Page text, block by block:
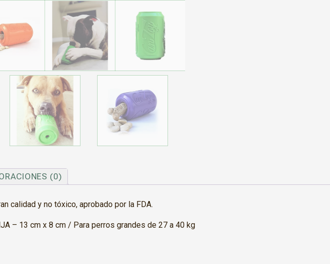
(0)
calidad y no tóxico, aprobado por la FDA.
– 13 cm x 8 cm / Para perros grandes de 27 a 40 kg